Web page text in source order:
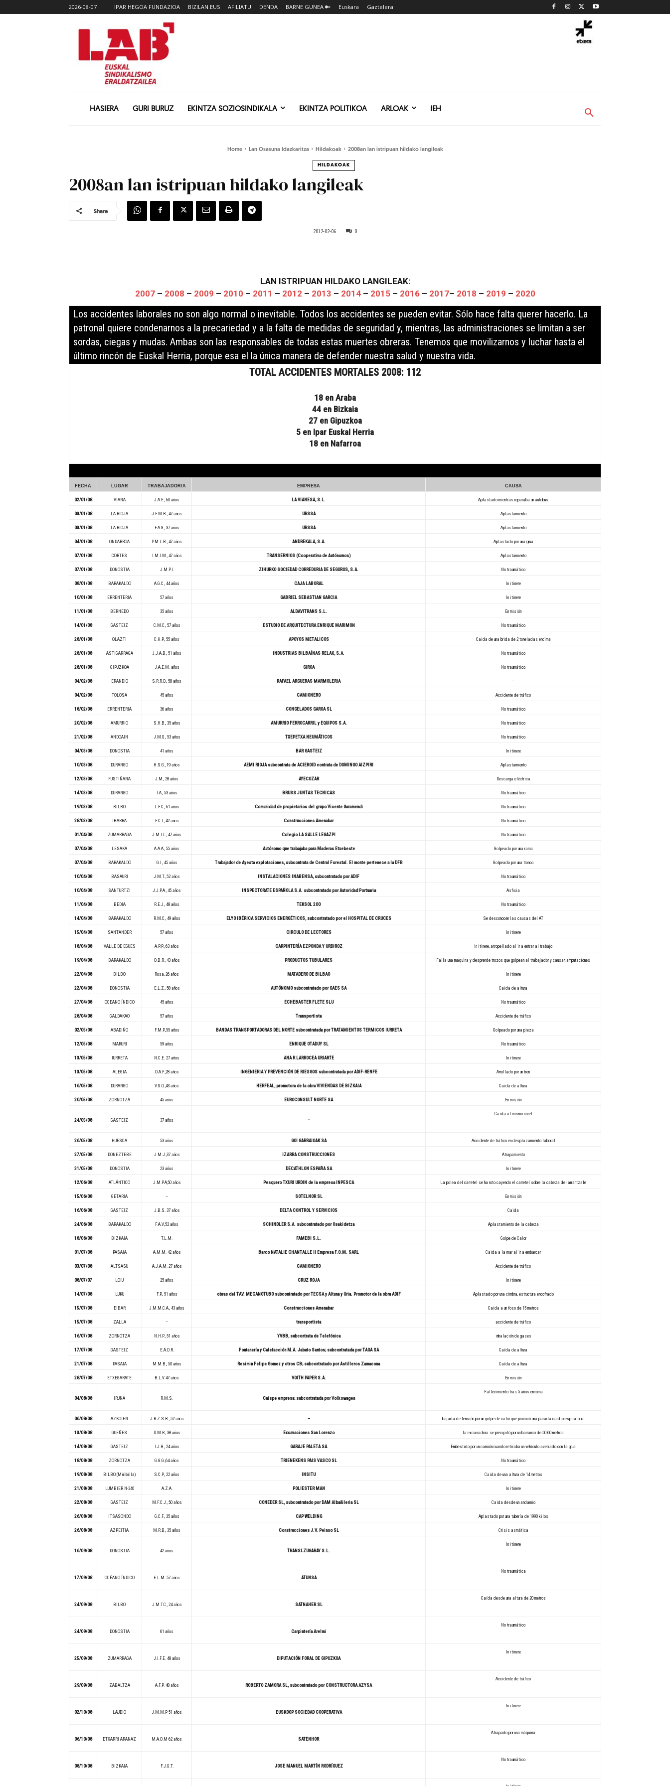
2026-08-07 IPAR HEGOA FUNDAZIOA BIZILAN.EUS AFILIATU DENDA BARNE GUNEA 🔑 Euskara Gaztelera
HASIERA GURI BURUZ EKINTZA SOZIOSINDIKALA EKINTZA POLITIKOA ARLOAK IEH
Home Lan Osasuna Idazkaritza Hildakoak 2008an lan istripuan hildako langileak
HILDAKOAK
2008an lan istripuan hildako langileak
Share
2012-02-06 0
LAN ISTRIPUAN HILDAKO LANGILEAK:
2007– 2008 – 2009 – 2010 – 2011 – 2012 – 2013 – 2014– 2015– 2016– 2017– 2018 – 2019 – 2020
Los accidentes laborales no son algo normal o inevitable. Todos los accidentes se pueden evitar. Sólo hace falta querer hacerlo. La
patronal quiere condenarnos a la precariedad y a la falta de medidas de seguridad y, mientras, las administraciones se limitan a ser
sordas, ciegas y mudas. Ambas son las responsables de todas estas muertes obreras. Tenemos que movilizarnos y luchar hasta el
último rincón de Euskal Herria, porque esa el la única manera de defender nuestra salud y nuestra vida.
TOTAL ACCIDENTES MORTALES 2008: 112
18 en Araba
44 en Bizkaia
27 en Gipuzkoa
5 en Ipar Euskal Herria
18 en Nafarroa
FECHA LUGAR TRABAJADOR/A EMPRESA CAUSA
02/01/08 VIANA J.A.E., 60 años LA VIANESA, S.L. Aplastado mientras reparaba un autobus
03/01/08 LA RIOJA J.F.M.B., 47 años URSSA Aplastamiento
03/01/08 LA RIOJA F.A.G., 37 años URSSA Aplastamiento
04/01/08 ONDARROA P.M.L.B., 47 años ANDREKALA, S.A. Aplastado por una grua
07/01/08 CORTES I.M.I.M., 47 años TRANSERNIOS (Cooperativa de Autónomos) Aplastamiento
07/01/08 DONOSTIA J.M.P.I. ZIHURKO SOCIEDAD CORREDURIA DE SEGUROS, S.A. No traumático
08/01/08 BARAKALDO A.G.C., 44 años CAJA LABORAL In itinere
10/01/08 ERRENTERIA 57 años GABRIEL SEBASTIAN GARCIA In itinere
11/01/08 BERNEDO 35 años ALDAVITRANS S.L. En misión
14/01/08 GASTEIZ C.M.C., 57 años ESTUDIO DE ARQUITECTURA ENRIQUE MARIMON No traumático
28/01/08 OLAZTI C.H.P., 55 años APOYOS METALICOS Caida de una brida de 2 toneladas encima
28/01/08 ASTIGARRAGA J.J.A.B., 51 años INDUSTRIAS BILBAÍNAS RELAX, S.A. No traumático
28/01/08 GIPUZKOA J.A.E.M. años GIROA No traumático
04/02/08 ERANDIO S.R.R.D., 58 años RAFAEL ARGUERAS MARMOLERIA –
04/02/08 TOLOSA 45 años CAMIONERO Accidente de tráfico
18/02/08 ERRENTERIA 36 años CONGELADOS GAROA SL No traumático
20/02/08 AMURRIO S.H.B., 35 años AMURRIO FERROCARRIL y EQUIPOS S.A. No traumático
21/02/08 ANDOAIN J.M.G., 53 años TXEPETXA NEUMÁTICOS No traumático
04/03/08 DONOSTIA 41 años BAR GASTEIZ In itinere
10/03/08 DURANGO H.S.G., 19 años AEMI RIOJA subcontrata de ACIEROID contrata de DOMINGO AIZPIRI Aplastamiento
12/03/08 FUSTIÑANA J.M., 28 años AYECOZAR Descarga eléctrica
14/03/08 DURANGO I.A., 53 años BRUSS JUNTAS TECNICAS No traumático
19/03/08 BILBO L.F.C., 61 años Comunidad de propietarios del grupo Vicente Garamendi No traumático
28/03/08 IBARRA F.C.I., 42 años Construcciones Amenabar No traumático
01/04/08 ZUMARRAGA J.M.I.L., 47 años Colegio LA SALLE LEGAZPI No traumático
07/04/08 LESAKA A.A.A., 55 años Autónomo que trabajaba para Maderas Etxebeste Golpeado por una rama
07/04/08 BARAKALDO G.I., 45 años Trabajador de Ayesta explotaciones, subcontrata de Central Forestal. El monte pertenece a la DFB Golpeado por una tronco
10/04/08 BASAURI J.M.T., 52 años INSTALACIONES INABENSA, subcontratado por ADIF No traumático
10/04/08 SANTURTZI J.J.P.A., 45 años INSPECTORATE ESPAÑOLA S.A. subcontratado por Autoridad Portuaria Asfixia
11/04/08 BEDIA R.E.J., 48 años TEKSOL 200 No traumático
14/04/08 BARAKALDO R.M.C., 49 años ELYO IBÉRICA SERVICIOS ENERGÉTICOS, subcontratado por el HOSPITAL DE CRUCES Se desconocen las causas del AT
15/04/08 SANTANDER 57 años CIRCULO DE LECTORES In itinere
18/04/08 VALLE DE EGÜES A.P.P., 63 años CARPINTERÍA EZPONDA Y URDIROZ In itinere, atropellado al ir a entrar al trabajo
19/04/08 BARAKALDO O.B.R., 43 años PRODUCTOS TUBULARES Falla una maquina y desprende trozos que golpean al trabajador y causan amputaciones
22/04/08 BILBO Rosa, 26 años MATADERO DE BILBAO In itinere
22/04/08 DONOSTIA E.L.Z., 58 años AUTÓNOMO subcontratado por GAES SA Caida de altura
27/04/08 OCEANO ÍNDICO 45 años ECHEBASTER FLETE SLU No traumático
28/04/08 GALDAKAO 57 años Transportista Accidente de tráfico
02/05/08 ABADIÑO F.M.P.,55 años BANDAS TRANSPORTADORAS DEL NORTE subcontratada por TRATAMIENTOS TERMICOS IURRETA Golpeado por una pieza
12/05/08 MARURI 59 años ENRIQUE OTADUY SL No traumático
13/05/08 IURRETA N.C.E. 27 años ANA R LARROCEA URIARTE In itinere
13/05/08 ALEGIA O.A.F.,28 años INGENIERIA Y PREVENCIÓN DE RIESGOS subcontratada por ADIF-RENFE Arrollado por un tren
16/05/08 DURANGO V.S.O.,43 años HERFEAL, promotora de la obra VIVIENDAS DE BIZKAIA Caida de altura
20/05/08 ZORNOTZA 45 años EUROCONSULT NORTE SA En misión
24/05/08 GASTEIZ 37 años –
Caida al mismo nivel
26/05/08 HUESCA 53 años GOI GARRAIOAK SA Accidente de tráfico en desplazamiento laboral
27/05/08 DONEZTEBE J.M.J.,37 años IZARRA CONSTRUCCIONES Atrapamiento
31/05/08 DONOSTIA 23 años DECATHLON ESPAÑA SA In itinere
12/06/08 ATLÁNTICO J.M.P.A,50 años Pesquero TXURI URDIN de la empresa INPESCA La polea del carretel se ha roto cayendo el carretel sobre la cabeza del arrantzale
15/06/08 GETARIA – SOTELNOR SL En misión
16/06/08 GASTEIZ J.B.S. 37 años DELTA CONTROL Y SERVICIOS Caida
24/06/08 BARAKALDO F.A.V.,52 años SCHINDLER S.A. subcontratado por Osakidetza Aplastamiento de la cabeza
18/06/08 BIZKAIA T.L.M. FAMEBI S.L. Golpe de Calor
01/07/08 PASAIA A.M.M. 42 años Barco NATALIE CHANTALLE II Empresa F.O.M. SARL Caida a la mar al ir a embarcar
03/07/08 ALTSASU A.J.A.M. 27 años CAMIONERO Accidente de tráfico
08/07/07 LOIU 25 años CRUZ ROJA In itinere
14/07/08 LUKU F.P., 51 años obras del TAV. MECANOTUBO subcontratado por TECSA y Altuna y Uria. Promotor de la obra ADIF Aplastado por una cimbra, estructura encofrado
15/07/08 EIBAR J.M.M.C.A., 43 años Construcciones Amenabar Caida a un foso de 15 metros
15/07/08 ZALLA – transportista accidente de tráfico
16/07/08 ZORNOTZA N.H.P., 51 años YVBB, subcontrata de Telefónica inhalación de gases
17/07/08 GASTEIZ E.A.D.R. Fontanería y Calefacción M.A. Jabato Santos; subcontratada por TAGA SA Caída de altura
21/07/08 PASAIA M.M.B., 50 años Resimin Felipe Gomez y otros CB; subcontratado por Astilleros Zamacona Caída de altura
28/07/08 ETXEGARATE B.L.V 47 años VOITH PAPER S.A. En misión
04/08/08 IRUÑA R.M.S. Caispe empresa; subcontratada por Volkswagen
Fallecimiento tras 5 años encoma
06/08/08 AZKOIEN J.R.Z.S.B., 52 años – bajada de tensión por un golpe de calor que provocó una parada cardiorespiratoria
13/08/08 GUEÑES D.M.R., 38 años Excavaciones San Lorenzo la excavadora se precipitó por un barranco de 50-60 metros
14/08/08 GASTEIZ I.J.H., 24 años GARAJE PALETA SA Embestido por un camión cuando retiraba un vehículo averiado con la grua
18/08/08 ZORNOTZA G.G.G.,64 años TRIENEKENS PAIS VASCO SL No traumático
19/08/08 BILBO (Miribilla) S.C.P., 22 años INSITU Caida de una altura de 14 metros
21/08/08 LUMBIER N-240 A.Z.A. POLIESTER MAN In itinere
22/08/08 GASTEIZ M.F.C.J., 50 años CONEDER SL, subcontratado por DAM Albañileria SL Caida desde un andamio
26/08/08 ITSASONDO G.C.F., 35 años CAP WELDING Aplastado por una tubería de 1990 kilos
26/08/08 AZPEITIA M.R.B., 35 años Construcciones J.V. Peinso SL Crisis asmática
16/09/08 DONOSTIA 42 años TRANSLZUGARAY S.L.
In itinere
17/09/08 OCÉANO ÍNDICO E.L.M. 57 años ATUNSA
No traumática
24/09/08 BILBO J.M.T.C., 24 años SATNAHER SL
Caída desde una altura de 20 metros
24/09/08 DONOSTIA 61 años Carpintería Arelmi
No traumático
25/09/08 ZUMARRAGA J.I.F.E. 48 años DIPUTACIÓN FORAL DE GIPUZKOA
In itinere
29/09/08 ZABALTZA A.F.P. 48 años ROBERTO ZAMORA SL, subcontratado por CONSTRUCTORA AZYSA
Accidente de tráfico
02/10/08 LAUDIO J.M.M.P 51 años EUSKOOP SOCIEDAD COOPERATIVA
In itinere
06/10/08 ETXARRI ARANAZ M.A.O.M 62 años SATENHOR
Atrapado por una máquina
08/10/08 BIZKAIA F.J.G.T. JOSE MANUEL MARTÍN RODRÍGUEZ
No traumático